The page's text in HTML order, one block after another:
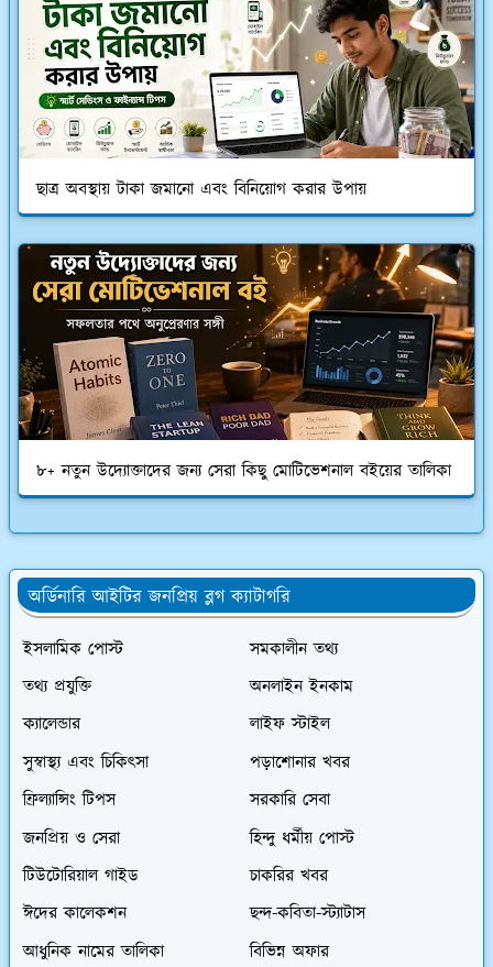
ছাত্র অবস্থায় টাকা জমানো এবং বিনিয়োগ করার উপায়
৮+ নতুন উদ্যোক্তাদের জন্য সেরা কিছু মোটিভেশনাল বইয়ের তালিকা
অর্ডিনারি আইটির জনপ্রিয় ব্লগ ক্যাটাগরি
ইসলামিক পোস্ট
সমকালীন তথ্য
তথ্য প্রযুক্তি
অনলাইন ইনকাম
ক্যালেন্ডার
লাইফ স্টাইল
সুস্বাস্থ্য এবং চিকিৎসা
পড়াশোনার খবর
ফ্রিল্যান্সিং টিপস
সরকারি সেবা
জনপ্রিয় ও সেরা
হিন্দু ধর্মীয় পোস্ট
টিউটোরিয়াল গাইড
চাকরির খবর
ঈদের কালেকশন
ছন্দ-কবিতা-স্ট্যাটাস
আধুনিক নামের তালিকা
বিভিন্ন অফার